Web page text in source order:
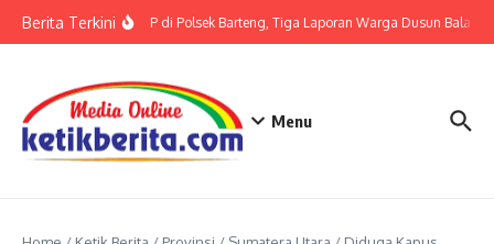
Berita TerkiniTerkait LP di Polsek Barteng, Tiga Laporan Warga Dusun Balaka
Menu